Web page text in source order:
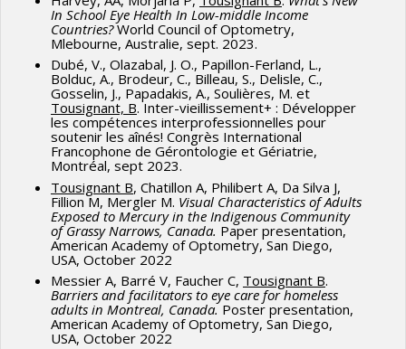
Blais N,Tousignant B, Hanssens JM. Comprehensive
Primary Eye Care: A Comparison Between an In-
Person Eye Exam and a Tele-Eye Care Exam. Clin
Optom (Auckl). 2024 Jan 5;16:17-30. doi:
10.2147/OPTO.S436659. PMID: 38197048; PMCID:
PMC10775700.
Samuels, I., Hamm, L.M., Silva, J.C.,Tousignant B
Furtado J, Goodman L, Watene R, Adams J, Ramke,
Harwood M. Use of the CONSIDER statement by eye
health researchers when conducting and reporting
research involving Indigenous peoples: an online
survey. Eye (2024). https://doi.org/10.1038/s41433-
023-02881-6
Dougnon A*, Tounkara FK, Guirou N, Bakayoko S,
Maiga, Traore L, Traore J,
In School Eye Health In Low-middle Income
Countries?World Council of Optometry,
Mlebourne, Australie, sept. 2023.
Dubé, V., Olazabal, J. O., Papillon-Ferland, L.,
Bolduc, A., Brodeur, C., Billeau, S., Delisle, C.,
Gosselin, J., Papadakis, A., Soulières, M. et
Tousignant, B. Inter-vieillissement+ : Développer
les compétences interprofessionnelles pour
soutenir les aînés! Congrès International
Francophone de Gérontologie et Gériatrie,
Montréal, sept 2023.
Tousignant B, Chatillon A, Philibert A, Da Silva J,
Fillion M, Mergler M. Visual Characteristics of Adults
Exposed to Mercury in the Indigenous Community
of Grassy Narrows, Canada. Paper presentation,
American Academy of Optometry, San Diego,
USA, October 2022
Messier A, Barré V, Faucher C, Tousignant B.
Barriers and facilitators to eye care for homeless
adults in Montreal, Canada. Poster presentation,
American Academy of Optometry, San Diego,
USA, October 2022